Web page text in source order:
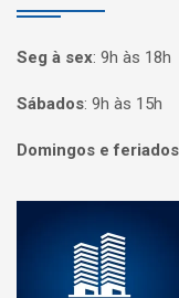
Seg à sex: 9h às 18h
Sábados: 9h às 15h
Domingos e feriados